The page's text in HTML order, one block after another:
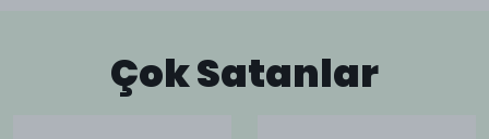
Çok Satanlar